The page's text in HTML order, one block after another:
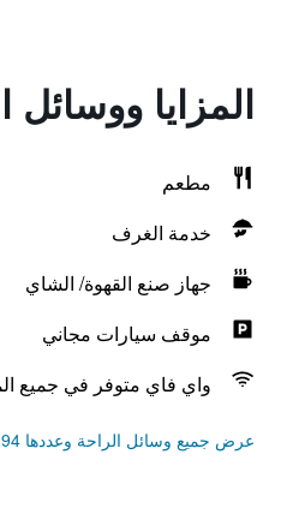
المزايا
مطعم
خدمة الغرف
جهاز صنع القهوة/ الشاي
موقف سيارات مجاني
واي فاي متوفر في جميع
عرض جميع وسائل الراحة وعددها 94